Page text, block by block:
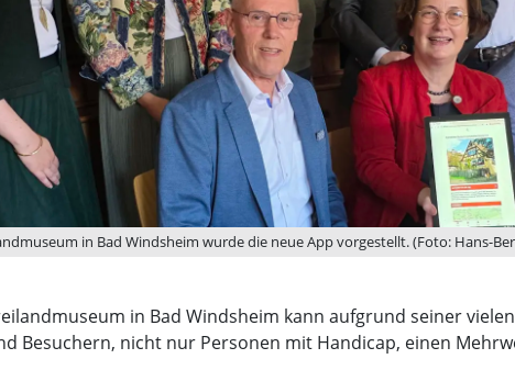
in Bad Windsheim wurde die neue App vorgestellt. (Foto: Hans-
in Bad Windsheim kann aufgrund seiner
Besuchern, nicht nur Personen mit Handicap, einen